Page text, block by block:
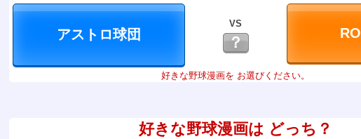
VS
？
好きな野球漫画を お選びください。
好きな野球漫画は どっち？